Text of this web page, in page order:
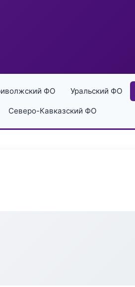
ФО Уральский ФО
Северо-Кавказский ФО